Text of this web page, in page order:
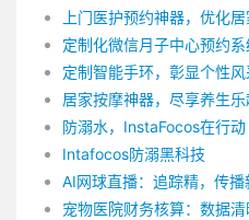
上门医护预约神器，优化
定制化微信月子中心预约系
定制智能手环，彰显个性风
居家按摩神器，尽享养生乐
防溺水，InstaFocos在行动
Intafocos防溺黑科技
AI网球直播：追踪精，传播
宠物医院财务核算：数据清